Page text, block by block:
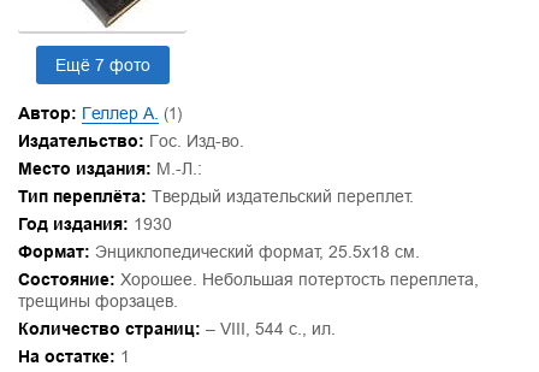
Ещё 7 фото
Автор: Геллер А. (1)
Издательство: Гос. Изд-во.
Место издания: М.-Л.:
Тип переплёта: Твердый издательский переплет.
Год издания: 1930
Формат: Энциклопедический формат, 25.5х18 см.
Состояние: Хорошее. Небольшая потертость переплета,
трещины форзацев.
Количество страниц: – VIII, 544 с., ил.
На остатке: 1